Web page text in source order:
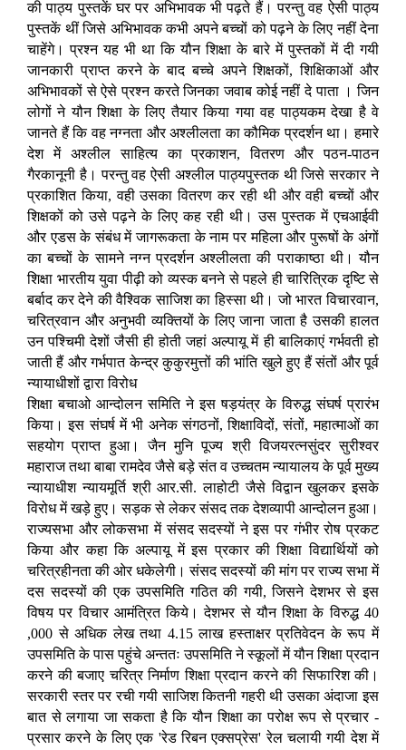
की पाठ्य पुस्तकें घर पर अभिभावक भी पढ़ते हैं। परन्तु वह ऐसी पाठ्य
पुस्तकें थीं जिसे अभिभावक कभी अपने बच्चों को पढ़ने के लिए नहीं देना
चाहेंगे। प्रश्न यह भी था कि यौन शिक्षा के बारे में पुस्तकों में दी गयी
जानकारी प्राप्त करने के बाद बच्चे अपने शिक्षकों, शिक्षिकाओं और
अभिभावकों से ऐसे प्रश्न करते जिनका जवाब कोई नहीं दे पाता । जिन
लोगों ने यौन शिक्षा के लिए तैयार किया गया वह पाठ्यकम देखा है वे
जानते हैं कि वह नग्नता और अश्लीलता का कौमिक प्रदर्शन था। हमारे
देश में अश्लील साहित्य का प्रकाशन, वितरण और पठन-पाठन
गैरकानूनी है। परन्तु वह ऐसी अश्लील पाठ्यपुस्तक थी जिसे सरकार ने
प्रकाशित किया, वही उसका वितरण कर रही थी और वही बच्चों और
शिक्षकों को उसे पढ़ने के लिए कह रही थी। उस पुस्तक में एचआईवी
और एडस के संबंध में जागरूकता के नाम पर महिला और पुरूषों के अंगों
का बच्चों के सामने नग्न प्रदर्शन अश्लीलता की पराकाष्ठा थी। यौन
शिक्षा भारतीय युवा पीढ़ी को व्यस्क बनने से पहले ही चारित्रिक दृष्टि से
बर्बाद कर देने की वैश्विक साजिश का हिस्सा थी। जो भारत विचारवान,
चरित्रवान और अनुभवी व्यक्तियों के लिए जाना जाता है उसकी हालत
उन पश्चिमी देशों जैसी ही होती जहां अल्पायू में ही बालिकाएं गर्भवती हो
जाती हैं और गर्भपात केन्द्र कुकुरमुत्तों की भांति खुले हुए हैं संतों और पूर्व
न्यायाधीशों द्वारा विरोध
शिक्षा बचाओ आन्दोलन समिति ने इस षड़यंत्र के विरुद्ध संघर्ष प्रारंभ
किया। इस संघर्ष में भी अनेक संगठनों, शिक्षाविदों, संतों, महात्माओं का
सहयोग प्राप्त हुआ। जैन मुनि पूज्य श्री विजयरत्नसुंदर सुरीश्वर
महाराज तथा बाबा रामदेव जैसे बड़े संत व उच्चतम न्यायालय के पूर्व मुख्य
न्यायाधीश न्यायमूर्ति श्री आर.सी. लाहोटी जैसे विद्वान खुलकर इसके
विरोध में खड़े हुए। सड़क से लेकर संसद तक देशव्यापी आन्दोलन हुआ।
राज्यसभा और लोकसभा में संसद सदस्यों ने इस पर गंभीर रोष प्रकट
किया और कहा कि अल्पायू में इस प्रकार की शिक्षा विद्यार्थियों को
चरित्रहीनता की ओर धकेलेगी। संसद सदस्यों की मांग पर राज्य सभा में
दस सदस्यों की एक उपसमिति गठित की गयी, जिसने देशभर से इस
विषय पर विचार आमंत्रित किये। देशभर से यौन शिक्षा के विरुद्ध 40
,000 से अधिक लेख तथा 4.15 लाख हस्ताक्षर प्रतिवेदन के रूप में
उपसमिति के पास पहुंचे अन्ततः उपसमिति ने स्कूलों में यौन शिक्षा प्रदान
करने की बजाए चरित्र निर्माण शिक्षा प्रदान करने की सिफारिश की।
सरकारी स्तर पर रची गयी साजिश कितनी गहरी थी उसका अंदाजा इस
बात से लगाया जा सकता है कि यौन शिक्षा का परोक्ष रूप से प्रचार -
प्रसार करने के लिए एक 'रेड रिबन एक्सप्रेस' रेल चलायी गयी देश में